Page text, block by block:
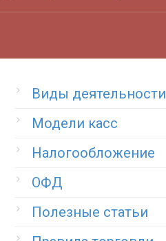
Виды деятельности
Модели касс
Налогообложение
ОФД
Полезные статьи